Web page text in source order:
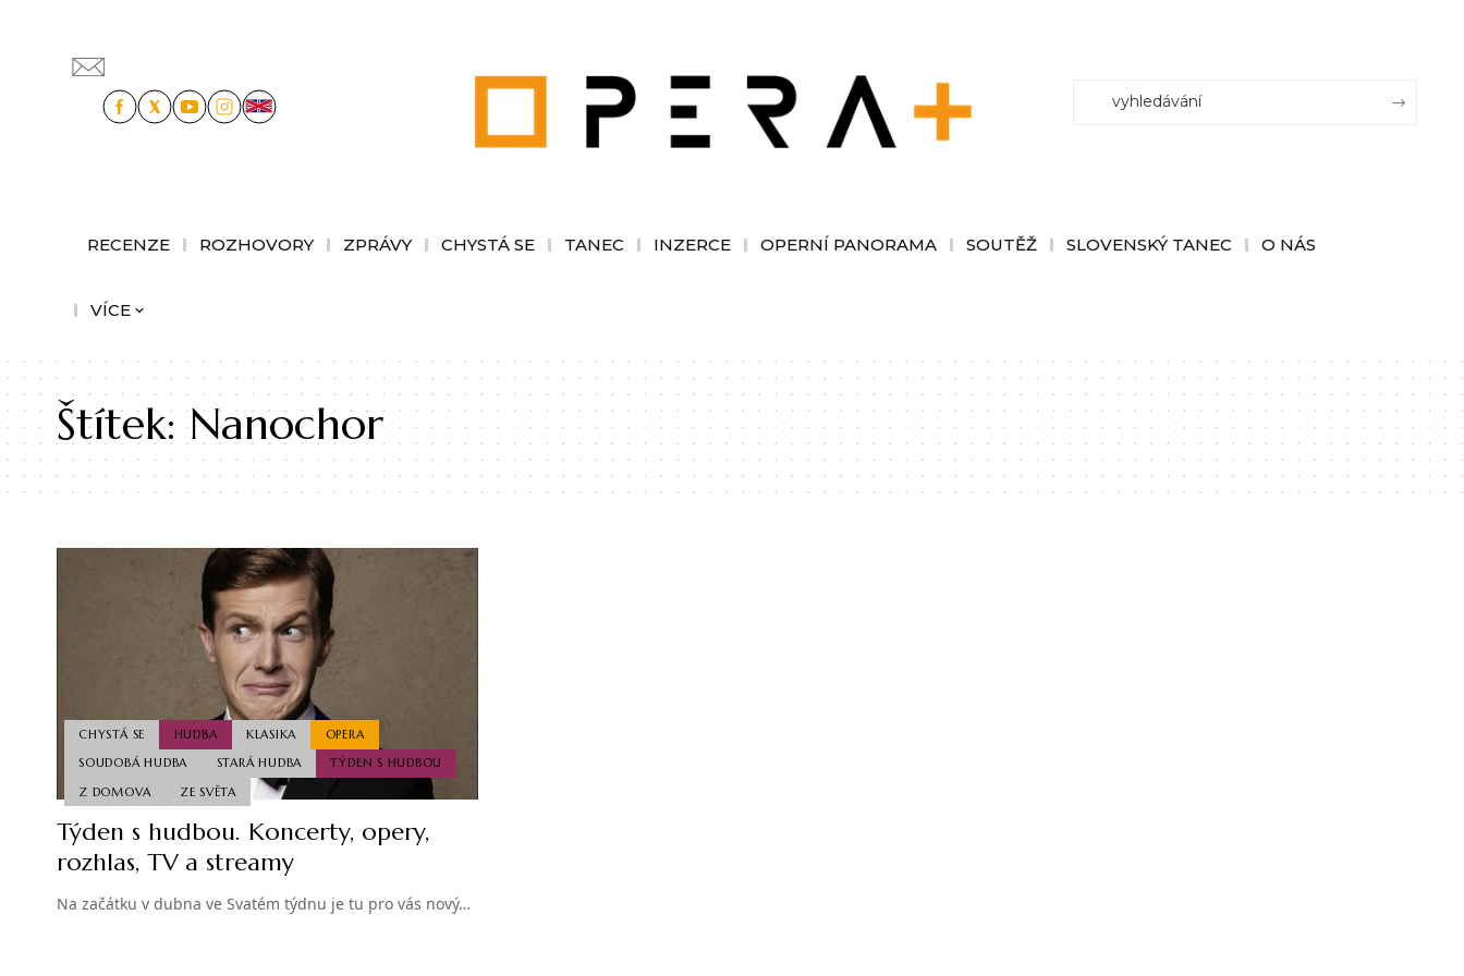
RECENZE ROZHOVORY ZPRÁVY CHYSTÁ SE TANEC INZERCE OPERNÍ PANORAMA SOUTĚŽ SLOVENSKÝ TANEC O NÁS
VÍCE
Štítek:Nanochor
CHYSTÁ SE HUDBA KLASIKA
OPERA
SOUDOBÁ HUDBA
STARÁ HUDBA
TÝDEN S HUDBOU
Z DOMOVA
ZE SVĚTA
Týden s hudbou. Koncerty, opery,
rozhlas, TV a streamy
Na začátku v dubna ve Svatém týdnu je tu pro vás nový…